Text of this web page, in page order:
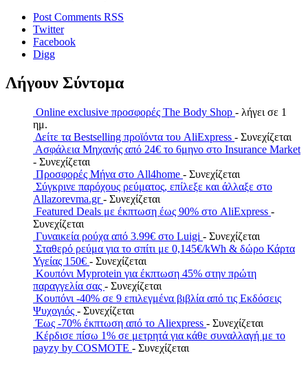
Post Comments RSS
Twitter
Facebook
Digg
Λήγουν Σύντομα
Online exclusive προσφορές The Body Shop - λήγει σε 1
ημ.
Δείτε τα Bestselling προϊόντα του AliExpress - Συνεχίζεται
Ασφάλεια Μηχανής από 24€ το 6μηνο στο Insurance Market
- Συνεχίζεται
Προσφορές Μήνα στο All4home - Συνεχίζεται
Σύγκρινε παρόχους ρεύματος, επίλεξε και άλλαξε στο
Allazorevma.gr- Συνεχίζεται
Featured Deals με έκπτωση έως 90% στο AliExpress -
Συνεχίζεται
Γυναικεία ρούχα από 3.99€ στο Luigi - Συνεχίζεται
Σταθερό ρεύμα για το σπίτι με 0,145€/kWh & δώρο Κάρτα
Υγείας 150€ - Συνεχίζεται
Κουπόνι Myprotein για έκπτωση 45% στην πρώτη
παραγγελία σας - Συνεχίζεται
Κουπόνι -40% σε 9 επιλεγμένα βιβλία από τις Εκδόσεις
Ψυχογιός - Συνεχίζεται
Έως -70% έκπτωση από το Aliexpress - Συνεχίζεται
Κέρδισε πίσω 1% σε μετρητά για κάθε συναλλαγή με το
payzy by COSMOTE - Συνεχίζεται